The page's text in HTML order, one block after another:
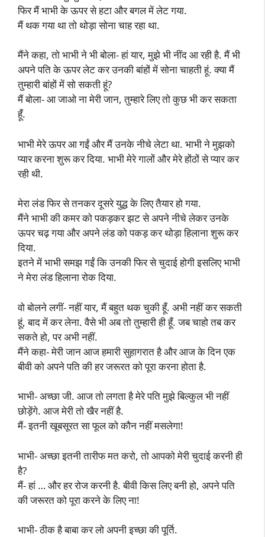
फिर मैं भाभी के ऊपर से हटा और बगल में लेट गया.
मैं थक गया था तो थोड़ा सोना चाह रहा था.
मैंने कहा, तो भाभी ने भी बोला- हां यार, मुझे भी नींद आ रही है. मैं भी
अपने पति के ऊपर लेट कर उनकी बांहों में सोना चाहती हूं. क्या मैं
तुम्हारी बांहों में सो सकती हूं?
मैं बोला- आ जाओ ना मेरी जान, तुम्हारे लिए तो कुछ भी कर सकता
हूँ.
भाभी मेरे ऊपर आ गईं और मैं उनके नीचे लेटा था. भाभी ने मुझको
प्यार करना शुरू कर दिया. भाभी मेरे गालों और मेरे होंठों से प्यार कर
रही थी.
मेरा लंड फिर से तनकर दूसरे युद्ध के लिए तैयार हो गया.
मैंने भाभी की कमर को पकड़कर झट से अपने नीचे लेकर उनके
ऊपर चढ़ गया और अपने लंड को पकड़ कर थोड़ा हिलाना शुरू कर
दिया.
इतने में भाभी समझ गईं कि उनकी फिर से चुदाई होगी इसलिए भाभी
ने मेरा लंड हिलाना रोक दिया.
वो बोलने लगीं- नहीं यार, मैं बहुत थक चुकी हूँ. अभी नहीं कर सकती
हूं, बाद में कर लेना. वैसे भी अब तो तुम्हारी ही हूँ. जब चाहो तब कर
सकते हो, पर अभी नहीं.
मैंने कहा- मेरी जान आज हमारी सुहागरात है और आज के दिन एक
बीवी को अपने पति की हर जरूरत को पूरा करना होता है.
भाभी- अच्छा जी. आज तो लगता है मेरे पति मुझे बिल्कुल भी नहीं
छोड़ेंगे. आज मेरी तो खैर नहीं है.
मैं- इतनी खूबसूरत सा फूल को कौन नहीं मसलेगा!
भाभी- अच्छा इतनी तारीफ मत करो, तो आपको मेरी चुदाई करनी ही
है?
मैं- हां … और हर रोज करनी है. बीवी किस लिए बनी हो, अपने पति
की जरूरत को पूरा करने के लिए ना!
भाभी- ठीक है बाबा कर लो अपनी इच्छा की पूर्ति.